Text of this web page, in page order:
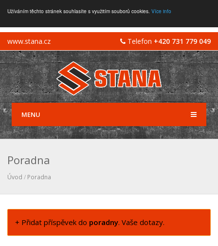
Užíváním těchto stránek souhlasíte s využitím souborů cookies. Více info
Telefon +420 731 779 049
www.stana.cz
MENU
Poradna
Úvod / Poradna
+ Přidat příspěvek do poradny. Vaše dotazy.